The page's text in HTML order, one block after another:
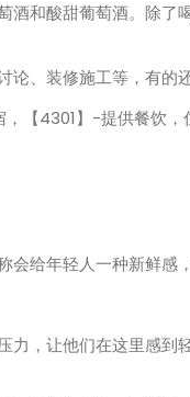
和酸甜葡萄酒。除了
、装修施工等，有的还
4301】-提供餐饮，
给年轻人一种新鲜感，
，让他们在这里感到